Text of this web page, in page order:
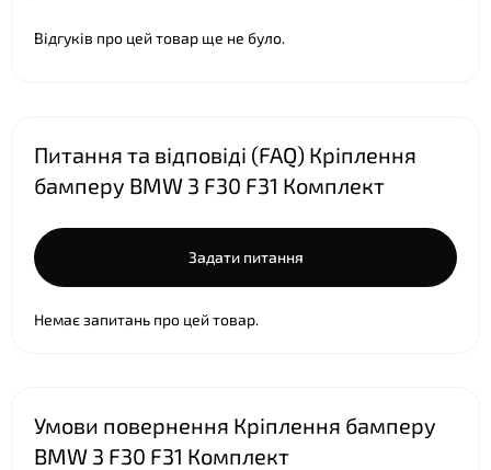
Відгуків про цей товар ще не було.
Питання та відповіді (FAQ) Кріплення
бамперу BMW 3 F30 F31 Комплект
Задати питання
Немає запитань про цей товар.
Умови повернення Кріплення бамперу
BMW 3 F30 F31 Комплект